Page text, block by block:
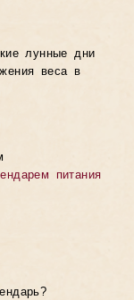
лунные дни
веса в
питания